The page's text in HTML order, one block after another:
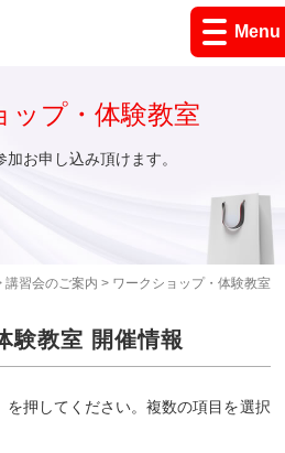
Menu
講習会のご案内 > ワークショップ・体験教室
ップ・体験教室
お申し込み頂けます。
験教室 開催情報
押してください。複数の項目を選択